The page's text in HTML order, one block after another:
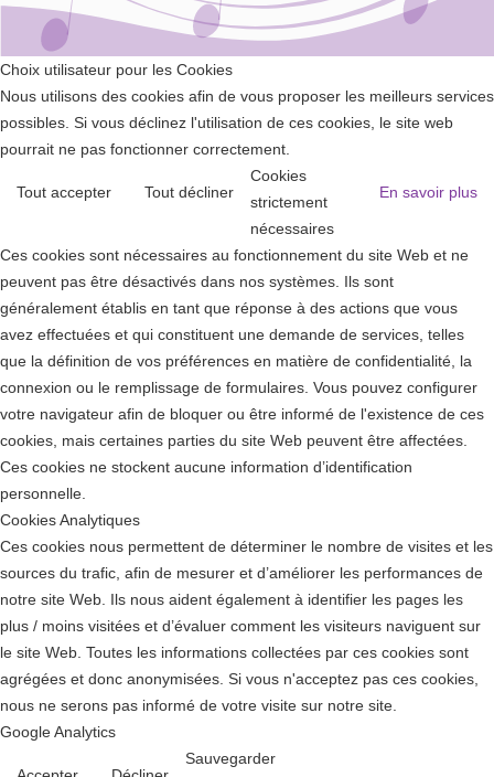
Choix utilisateur pour les Cookies
Nous utilisons des cookies afin de vous proposer les meilleurs services
possibles. Si vous déclinez l'utilisation de ces cookies, le site web
pourrait ne pas fonctionner correctement.
Tout accepter Tout décliner En savoir plus
Cookies
strictement
nécessaires
Ces cookies sont nécessaires au fonctionnement du site Web et ne
peuvent pas être désactivés dans nos systèmes. Ils sont
généralement établis en tant que réponse à des actions que vous
avez effectuées et qui constituent une demande de services, telles
que la définition de vos préférences en matière de confidentialité, la
connexion ou le remplissage de formulaires. Vous pouvez configurer
votre navigateur afin de bloquer ou être informé de l'existence de ces
cookies, mais certaines parties du site Web peuvent être affectées.
Ces cookies ne stockent aucune information d’identification
personnelle.
Cookies Analytiques
Ces cookies nous permettent de déterminer le nombre de visites et les
sources du trafic, afin de mesurer et d’améliorer les performances de
notre site Web. Ils nous aident également à identifier les pages les
plus / moins visitées et d’évaluer comment les visiteurs naviguent sur
le site Web. Toutes les informations collectées par ces cookies sont
agrégées et donc anonymisées. Si vous n'acceptez pas ces cookies,
nous ne serons pas informé de votre visite sur notre site.
Google Analytics
Sauvegarder